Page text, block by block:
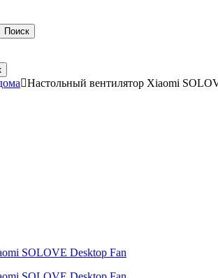
Поиск
Настольный вентилятор Xiaomi